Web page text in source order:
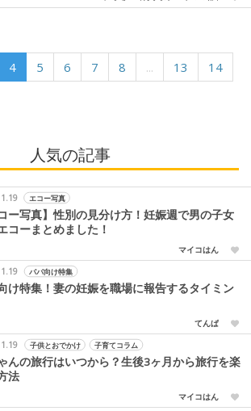
4 5 6 7 8 ... 13
14
人気の記事
エコー写真
コー写真】性別の見分け方！妊娠週で男の子女
コーまとめました！
マイコはん
パパ向け特集
け特集！妻の妊娠を職場に報告するタイミン
てんぱ
子供とおでかけ 子育てコラム
んの旅行はいつから？生後3ヶ月から旅行を楽
法
マイコはん